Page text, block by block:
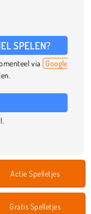
SPELEN?
via Google
Actie Spelletjes
Gratis Spelletjes